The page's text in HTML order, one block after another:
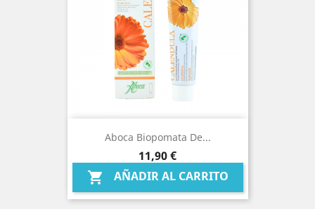
Aboca Biopomata De...
Precio
11,90 €
 AÑADIR AL CARRITO